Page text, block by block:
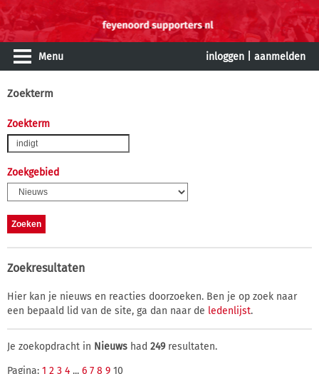
Menu inloggen aanmelden
Zoekterm
Zoekterm
Zoekgebied
Zoekresultaten
Hier kan je nieuws en reacties doorzoeken. Ben je op zoek naar
een bepaald lid van de site, ga dan naar de ledenlijst.
Je zoekopdracht in Nieuws had 249resultaten.
Pagina: 1 2 3 4 ... 6 7 8 9 10